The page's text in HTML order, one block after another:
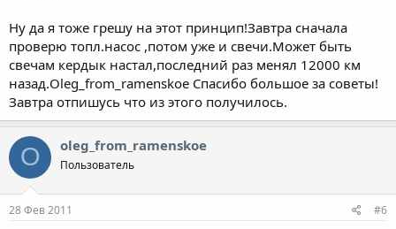
Ну да я тоже грешу на этот принцип!Завтра сначала
проверю топл.насос ,потом уже и свечи.Может быть
свечам кердык настал,последний раз менял 12000 км
назад.Oleg_from_ramenskoe Спасибо большое за советы!
Завтра отпишусь что из этого получилось.
O oleg_from_ramenskoe
Пользователь
28 Фев 2011 #6